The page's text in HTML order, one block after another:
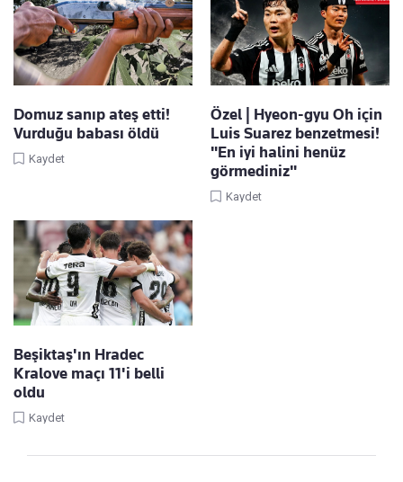
Domuz sanıp ateş etti!
Vurduğu babası öldü
Kaydet
Özel | Hyeon-gyu Oh için
Luis Suarez benzetmesi!
"En iyi halini henüz
görmediniz"
Kaydet
Beşiktaş'ın Hradec
Kralove maçı 11'i belli
oldu
Kaydet